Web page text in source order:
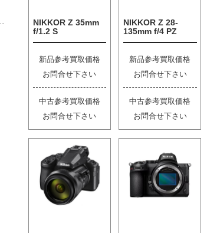
NIKKOR Z 35mm
f/1.2 S
新品参考買取価格
お問合せ下さい
中古参考買取価格
お問合せ下さい
NIKKOR Z 28-
135mm f/4 PZ
新品参考買取価格
お問合せ下さい
中古参考買取価格
お問合せ下さい